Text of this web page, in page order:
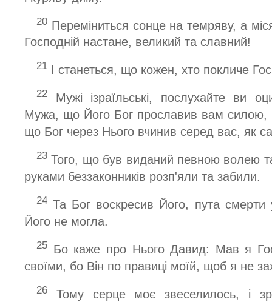
20 Переміниться сонце на темряву, а
Господній настане, великий та славний!
21 І станеться, що кожен, хто покличе
22 Мужі ізраїльські, послухайте ви
Мужа, що Його Бог прославив вам силою,
що Бог через Нього вчинив серед вас, як
23 Того, що був виданий певною волею
руками беззаконників розп'яли та забили.
24 Та Бог воскресив Його, пута
Його не могла.
25 Бо каже про Нього Давид: Мав я
своїми, бо Він по правиці моїй, щоб я не
26 Тому серце моє звеселилось, і